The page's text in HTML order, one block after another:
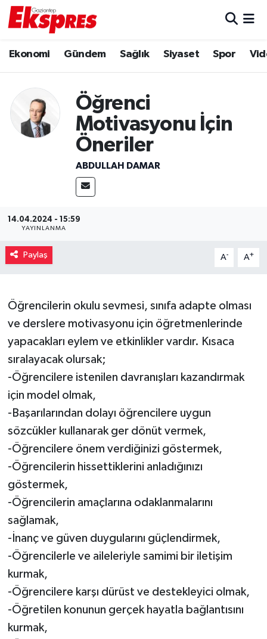
Ekonomi Gündem Sağlık Siyaset Spor
Öğrenci
Motivasyonu İçin
Öneriler
ABDULLAH DAMAR
14.04.2024 - 15:59
YAYINLANMA
Paylaş A- A+
Öğrencilerin okulu sevmesi, sınıfa adapte olması
ve derslere motivasyonu için öğretmenlerinde
yapacakları eylem ve etkinlikler vardır. Kısaca
sıralayacak olursak;
-Öğrencilere istenilen davranışları kazandırmak
için model olmak,
-Başarılarından dolayı öğrencilere uygun
sözcükler kullanarak ger dönüt vermek,
-Öğrencilere önem verdiğinizi göstermek,
-Öğrencilerin hissettiklerini anladığınızı
göstermek,
-Öğrencilerin amaçlarına odaklanmalarını
sağlamak,
-İnanç ve güven duygularını güçlendirmek,
-Öğrencilerle ve aileleriyle samimi bir iletişim
kurmak,
-Öğrencilere karşı dürüst ve destekleyici olmak,
-Öğretilen konunun gerçek hayatla bağlantısını
kurmak,
Ekonomi
Gaziantep son dakika
Genel
Haberler
Kültür Sanat
Magazin
Piyasa
Resmi İlanlar
Sağlık
Sinemalar
Spor
Teknoloji
Türkiye
Video Haber
Yaşam
Yeme-İçme
Trafik Durumu
Puan Durumu ve Fikstür
Tüm Manşetler
Son Dakika Haberleri
Haber Arşivi